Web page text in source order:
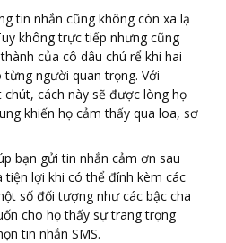
tin nhắn cũng không còn xa lạ
không trực tiếp nhưng cũng
của cô dâu chú rể khi hai
người quan trọng. Với
cách này sẽ được lòng họ
khiến họ cảm thấy qua loa, sơ
bạn gửi tin nhắn cảm ơn sau
lợi khi có thể đính kèm các
số đối tượng như các bậc cha
cho họ thấy sự trang trọng
tin nhắn SMS.